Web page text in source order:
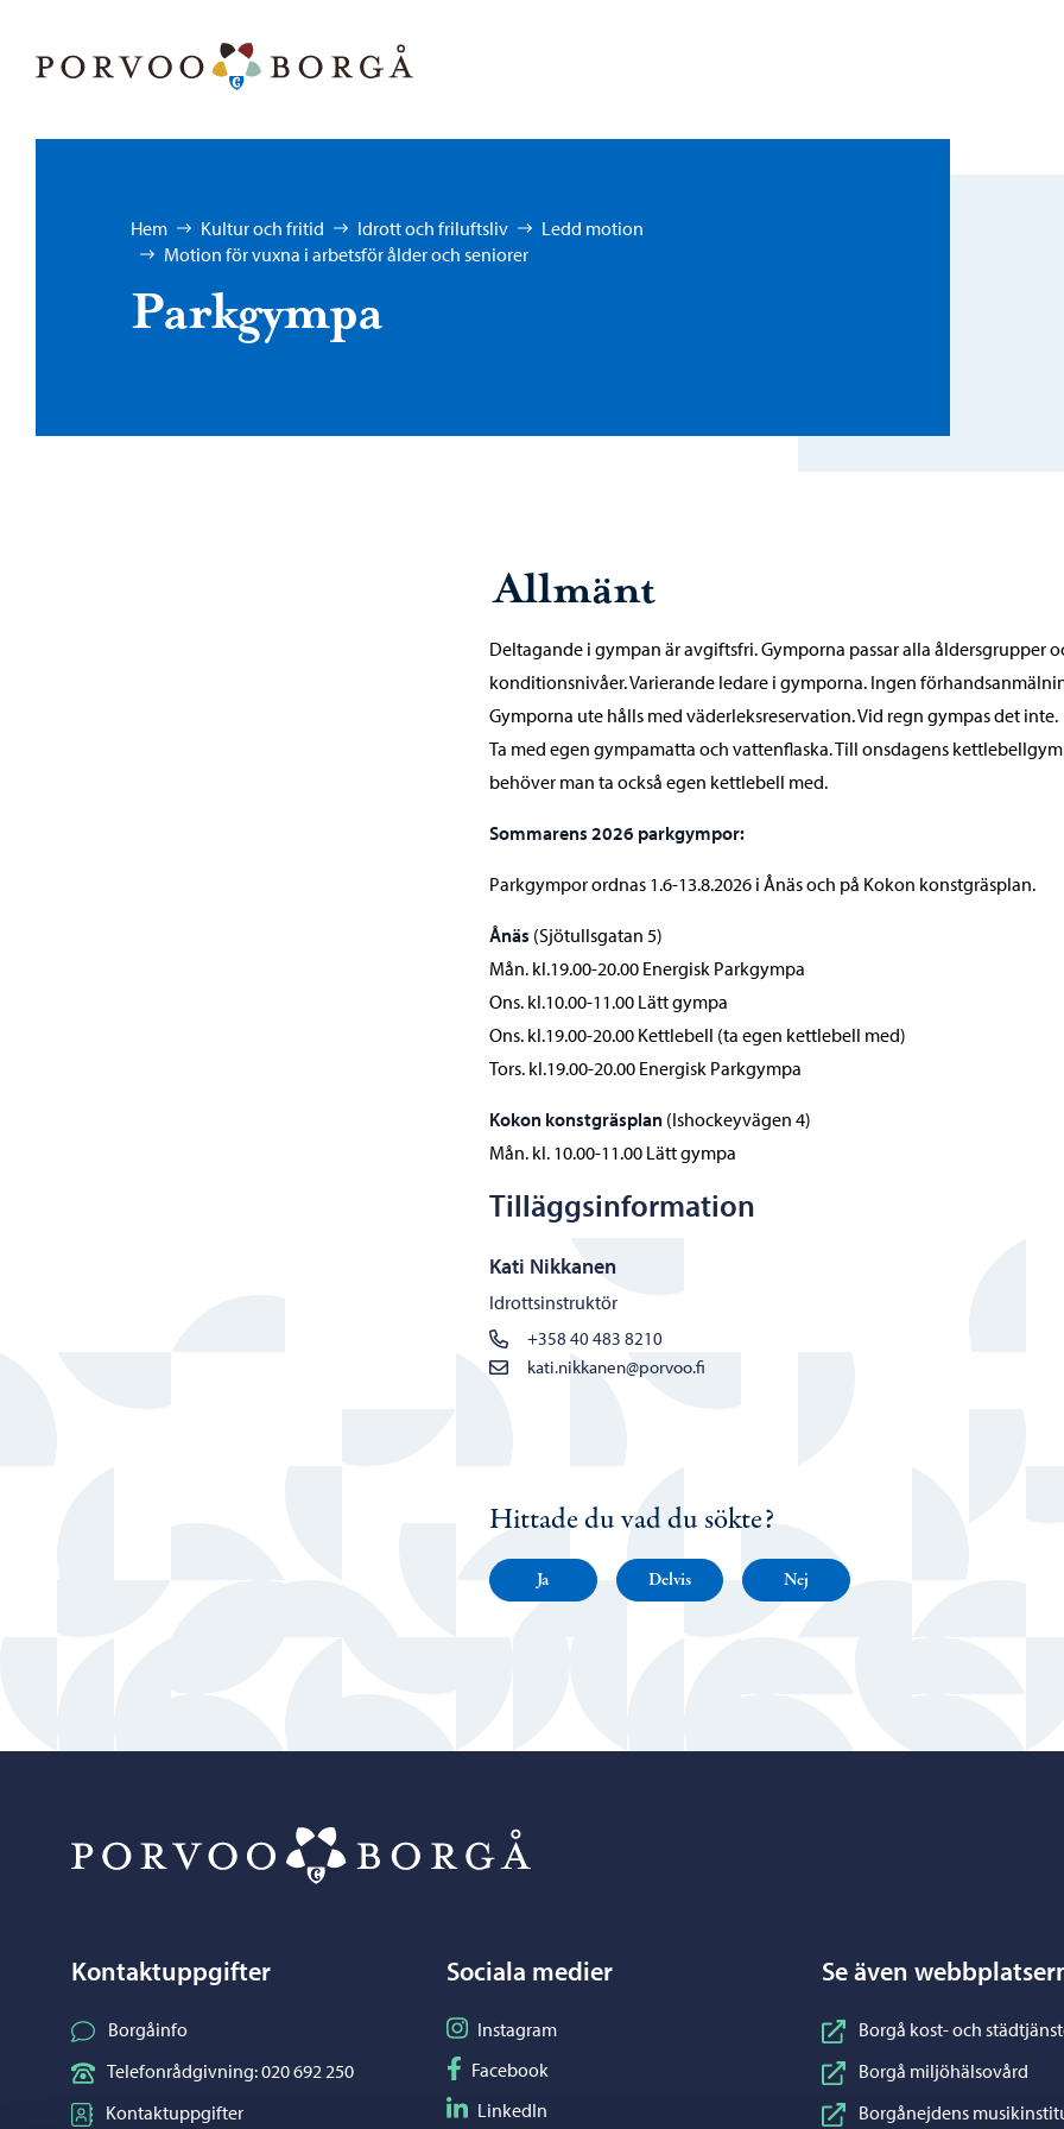
Bläddra:
Hem Kultur och fritid Idrott och friluftsliv
Ledd motion
Motion för vuxna i arbetsför ålder och seniorer
Parkgympa
Allmänt
Deltagande i gympan är avgiftsfri. Gymporna passar alla åldersgrupper
konditionsnivåer. Varierande ledare i gymporna. Ingen
Gymporna ute hålls med väderleksreservation. Vid regn gympas det inte.
Ta med egen gympamatta och vattenflaska. Till onsdagens
behöver man ta också egen kettlebell med.
Sommarens 2026 parkgympor:
Parkgympor ordnas 1.6-13.8.2026 i Ånäs och på Kokon konstgräsplan.
Ånäs (Sjötullsgatan 5)
Mån. kl.19.00-20.00 Energisk Parkgympa
Ons. kl.10.00-11.00 Lätt gympa
Ons. kl.19.00-20.00 Kettlebell (ta egen kettlebell med)
Tors. kl.19.00-20.00 Energisk Parkgympa
Kokon konstgräsplan (Ishockeyvägen 4)
Mån. kl. 10.00-11.00 Lätt gympa
Tilläggsinformation
Kati Nikkanen
Idrottsinstruktör
+358 40 483 8210
kati.nikkanen@porvoo.fi
Hittade du vad du sökte?
Ja Delvis Nej
Kontaktuppgifter
Borgåinfo
Telefonrådgivning: 020 692 250
Kontaktuppgifter
Sociala medier
Följ på Instagram
Instagram
Följ på Facebook
Facebook
Följ på LinkedIn
LinkedIn
Se även
Borgå kost- och
Borgå miljöhälsovård
Borgånejdens